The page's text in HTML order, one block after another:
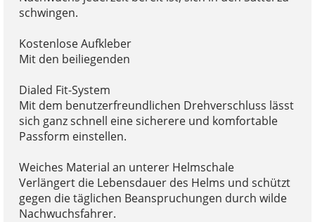
schwingen.
Kostenlose Aufkleber
Mit den beiliegenden
Dialed Fit-System
Mit dem benutzerfreundlichen Drehverschluss lässt
sich ganz schnell eine sicherere und komfortable
Passform einstellen.
Weiches Material an unterer Helmschale
Verlängert die Lebensdauer des Helms und schützt
gegen die täglichen Beanspruchungen durch wilde
Nachwuchsfahrer.